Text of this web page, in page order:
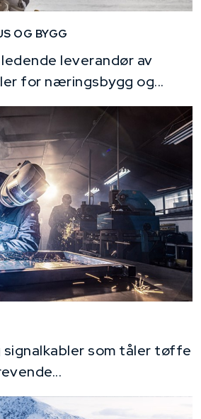
OG BYGG
ledende leverandør av
for næringsbygg og...
signalkabler som tåler tøffe